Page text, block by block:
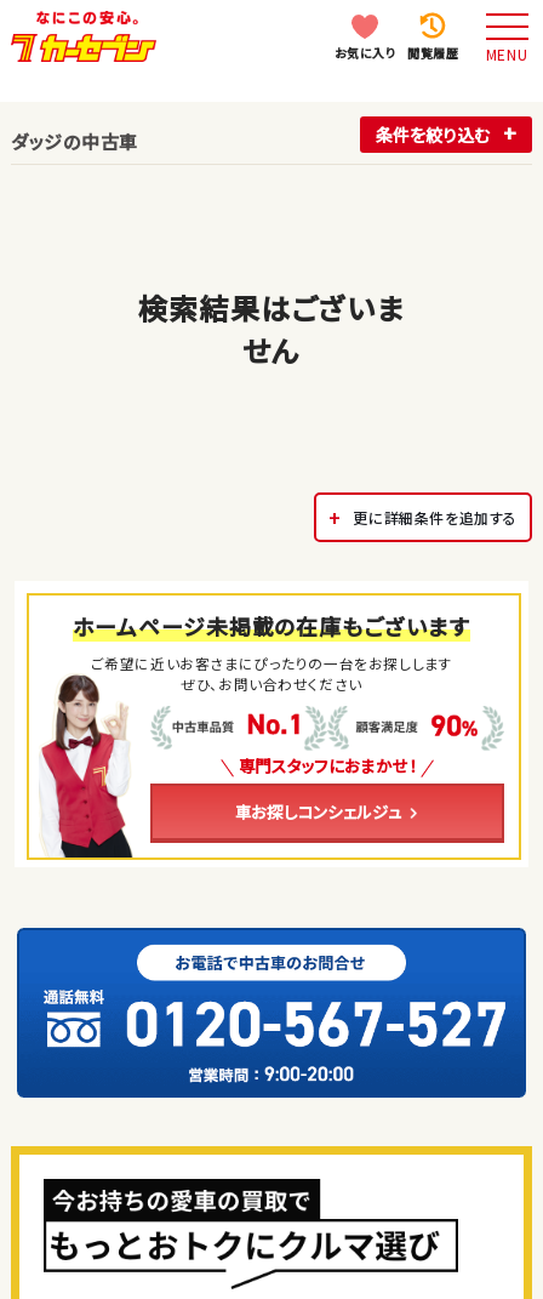
お気に入り 閲覧履歴 MENU
ダッジの中古車 条件を絞り込む
検索結果はございま
せん
更に詳細条件を追加する
ホームページ未掲載の在庫もございます
ご希望に近いお客さまにぴったりの一台をお探しします
ぜひ、お問い合わせください
専門スタッフにおまかせ！
車お探しコンシェルジュ